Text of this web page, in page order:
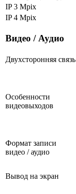
IP 3 Mpix
IP 4 Mpix
Видео / Аудио
Двухсторонняя связь
Особенности
видеовыходов
Формат записи
видео / аудио
Вывод на экран